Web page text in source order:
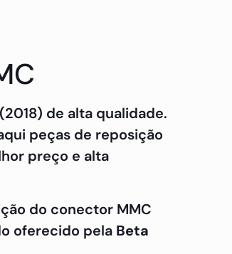
de alta qualidade.
peças de reposição
preço e alta
do conector MMC
oferecido pela Beta